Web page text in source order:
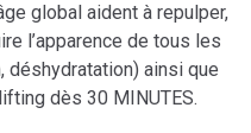
global aident à repulper,
l’apparence de tous les
ainsi que
dès 30 MINUTES.